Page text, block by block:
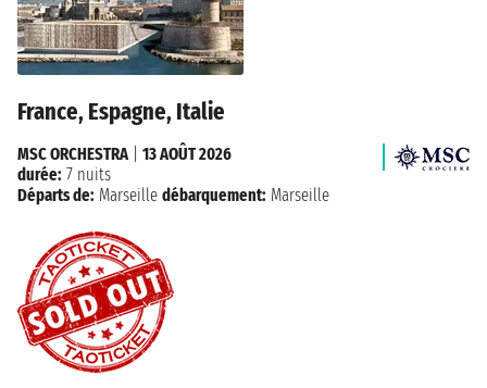
France, Espagne, Italie
MSC ORCHESTRA
13 AOÛT 2026
durée: 7 nuits
Départs de: Marseille débarquement: Marseille